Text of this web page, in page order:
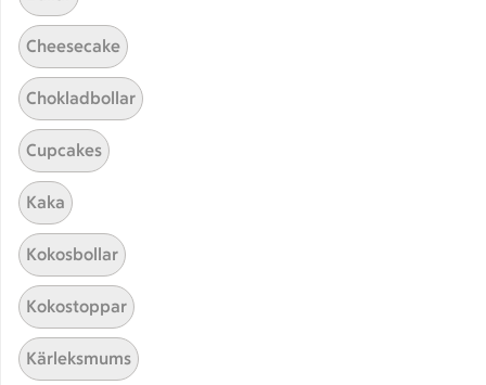
Testa att söka på något nytt, eller ta bort något av
Snaps
Cheesecake
Chokladbollar
Cupcakes
Kaka
Kokosbollar
Kokostoppar
Kärleksmums